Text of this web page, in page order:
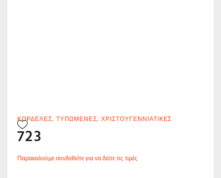
ΚΟΡΔΈΛΕΣ, ΤΥΠΩΜΈΝΕΣ,ΧΡΙΣΤΟΥΓΕΝΝΙΆΤΙΚΕΣ
723
Παρακαλούμε συνδεθείτε για να δείτε τις τιμές